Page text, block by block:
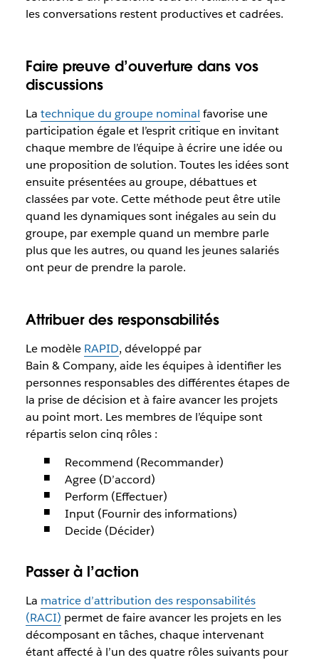
les conversations restent productives et cadrées.
Faire preuve d’ouverture dans vos
discussions
La technique du groupe nominal favorise une
participation égale et l’esprit critique en invitant
chaque membre de l’équipe à écrire une idée ou
une proposition de solution. Toutes les idées sont
ensuite présentées au groupe, débattues et
classées par vote. Cette méthode peut être utile
quand les dynamiques sont inégales au sein du
groupe, par exemple quand un membre parle
plus que les autres, ou quand les jeunes salariés
ont peur de prendre la parole.
Attribuer des responsabilités
Le modèle RAPID, développé par
Bain & Company, aide les équipes à identifier les
personnes responsables des différentes étapes de
la prise de décision et à faire avancer les projets
au point mort. Les membres de l’équipe sont
répartis selon cinq rôles :
Recommend (Recommander)
Agree (D’accord)
Perform (Effectuer)
Input (Fournir des informations)
Decide (Décider)
Passer à l’action
La matrice d’attribution des responsabilités
(RACI) permet de faire avancer les projets en les
décomposant en tâches, chaque intervenant
étant affecté à l’un des quatre rôles suivants pour